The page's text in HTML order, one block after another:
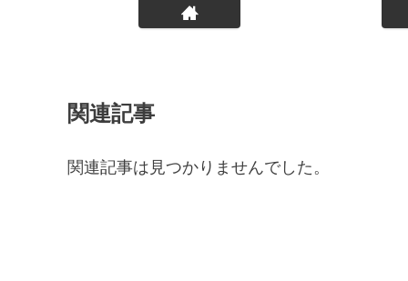
関連記事
関連記事は見つかりませんでした。